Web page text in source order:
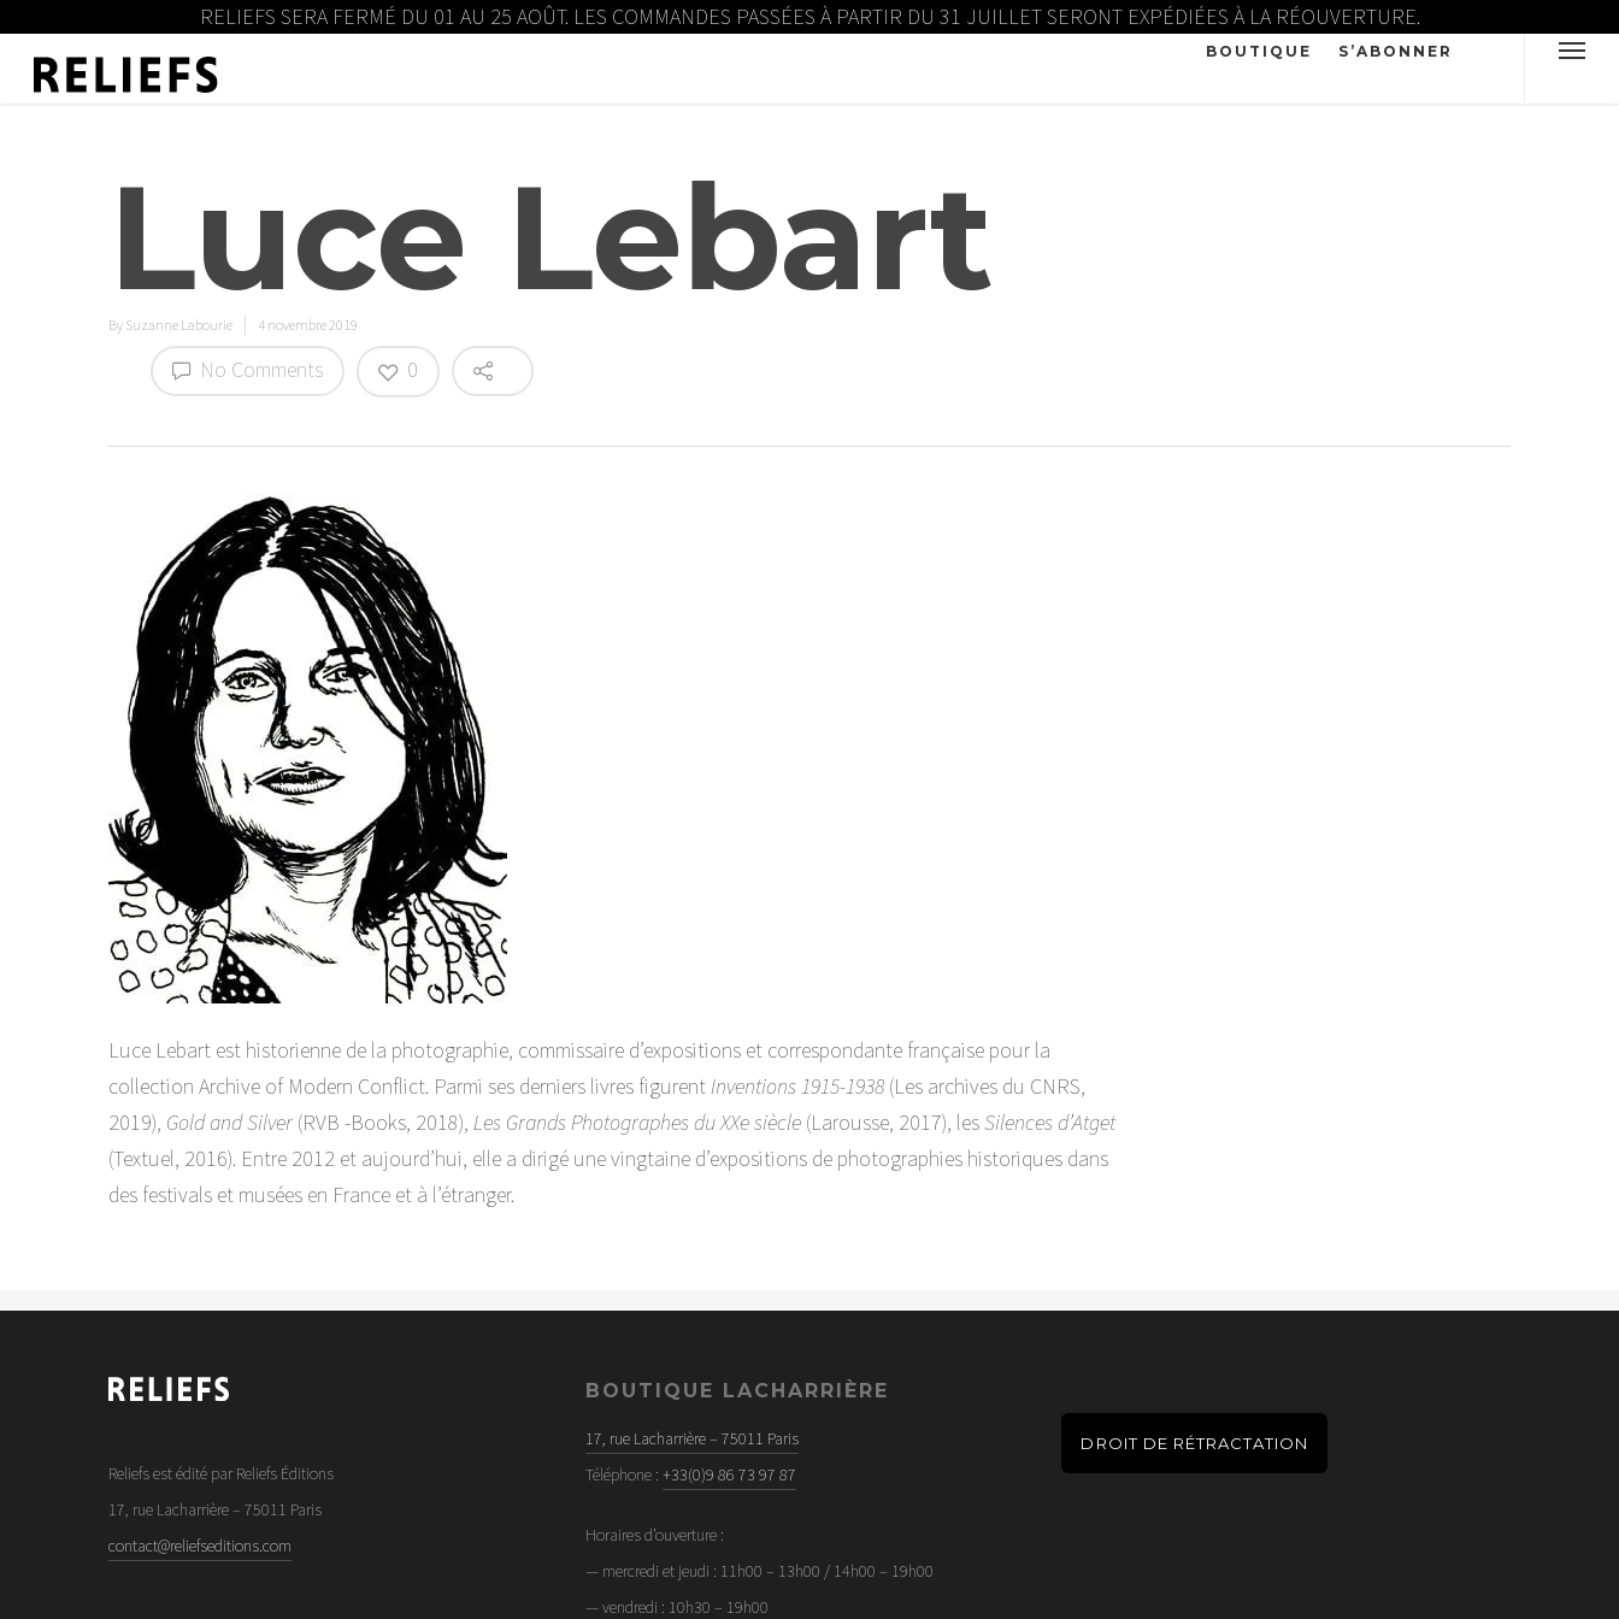
RELIEFS SERA FERMÉ DU 01 AU 25 AOÛT. LES COMMANDES PASSÉES À PARTIR DU 31 JUILLET SERONT EXPÉDIÉES À LA RÉOUVERTURE.
BOUTIQUE S’ABONNER
Luce Lebart
By Suzanne Labourie 4 novembre 2019
No Comments 0
Luce Lebart est historienne de la photographie, commissaire d’expositions et correspondante française pour la
collection Archive of Modern Conflict. Parmi ses derniers livres figurent Inventions 1915-1938 (Les archives du CNRS,
2019), Gold and Silver (RVB -Books, 2018), Les Grands Photographes du XXe siècle (Larousse, 2017), lesSilences d’Atget
(Textuel, 2016). Entre 2012 et aujourd’hui, elle a dirigé une vingtaine d’expositions de photographies historiques dans
des festivals et musées en France et à l’étranger.
Reliefs est édité par Reliefs Éditions
17, rue Lacharrière – 75011 Paris
contact@reliefseditions.com
BOUTIQUE LACHARRIÈRE
17, rue Lacharrière – 75011 Paris
Téléphone : +33(0)9 86 73 97 87
Horaires d’ouverture :
— mercredi et jeudi : 11h00 – 13h00 / 14h00 – 19h00
— vendredi : 10h30 – 19h00
DROIT DE RÉTRACTATION